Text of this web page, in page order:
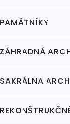
PAMÄTNÍKY
ZÁHRADNÁ
SAKRÁLNA